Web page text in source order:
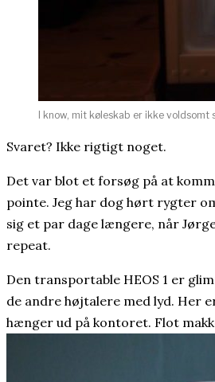
I know, mit køleskab er ikke
Svaret? Ikke rigtigt noget.
Det var blot et forsøg på at
pointe. Jeg har dog hørt rygter
sig et par dage længere, når
repeat.
Den transportable HEOS 1 er
de andre højtalere med lyd. Her
hænger ud på kontoret. Flot